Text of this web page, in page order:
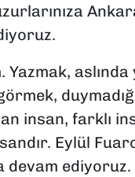
aslında
insan, farklı
Eylül
ediyoruz.